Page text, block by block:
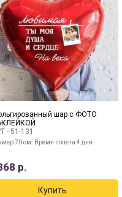
шар с ФОТО
- 51-131
70 см. Время полета 4 дня
р.